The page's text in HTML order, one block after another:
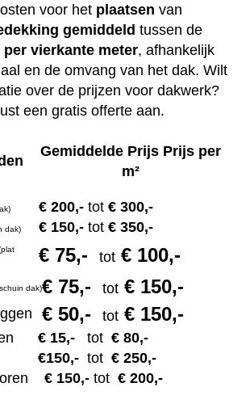
voor het plaatsen van
gemiddeld tussen de
per vierkante meter, afhankelijk
en de omvang van het dak. Wilt
over de prijzen voor dakwerk?
een gratis offerte aan.
Gemiddelde Prijs Prijs per
m²
€ 200,- tot € 300,-
dak) € 150,- tot € 350,-
€ 75,- tot € 100,-
schuin dak)€ 75,- tot € 150,-
€ 50,- tot € 150,-
€ 15,- tot € 80,-
€150,- tot € 250,-
€ 150,- tot € 200,-